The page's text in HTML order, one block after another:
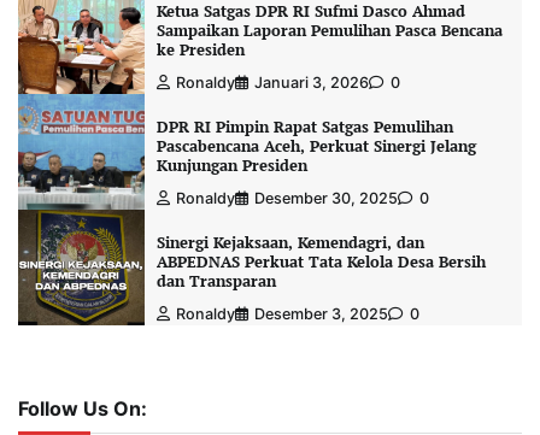
Ketua Satgas DPR RI Sufmi Dasco Ahmad
Sampaikan Laporan Pemulihan Pasca Bencana
ke Presiden
Ronaldy Januari 3, 2026 0
DPR RI Pimpin Rapat Satgas Pemulihan
Pascabencana Aceh, Perkuat Sinergi Jelang
Kunjungan Presiden
Ronaldy Desember 30, 2025 0
Sinergi Kejaksaan, Kemendagri, dan
ABPEDNAS Perkuat Tata Kelola Desa Bersih
dan Transparan
Ronaldy Desember 3, 2025 0
Follow Us On: